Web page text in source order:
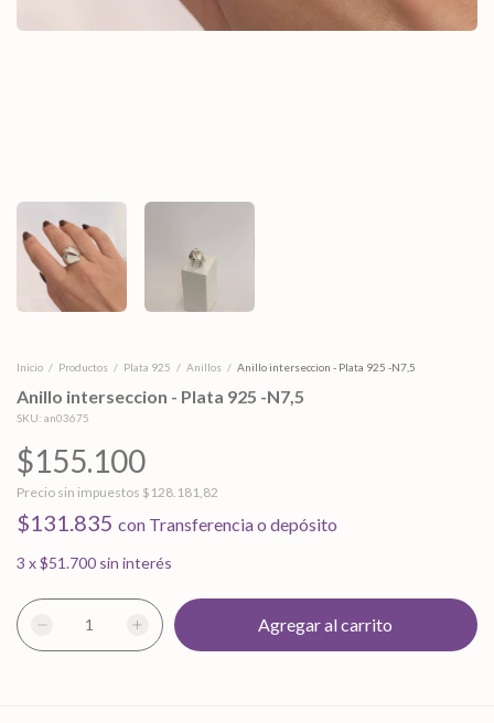
Inicio / Productos / Plata 925 / Anillos / Anillo interseccion - Plata 925 -N7,5
Anillo interseccion - Plata 925 -N7,5
SKU: an03675
$155.100
Precio sin impuestos $128.181,82
$131.835 con Transferencia o depósito
3 x$51.700 sin interés